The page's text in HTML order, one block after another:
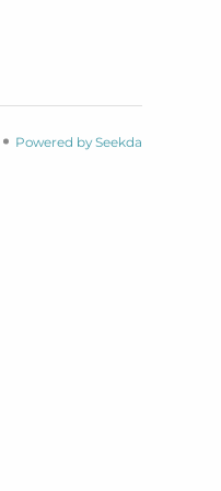
Powered by Seekda